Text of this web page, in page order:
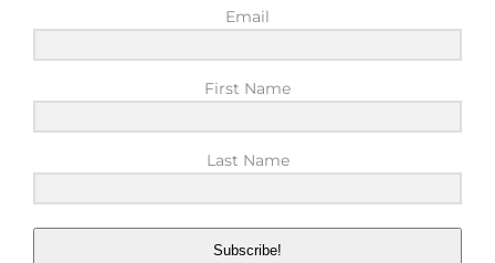
Email
First Name
Last Name
Subscribe!